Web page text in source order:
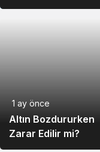
Aave
1 ay önce
Altın Bozdururken
Zarar Edilir mi?